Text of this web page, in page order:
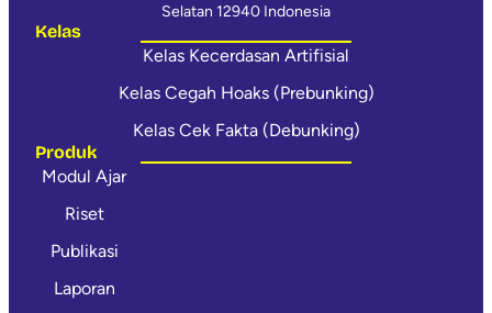
Selatan 12940 Indonesia
Kelas
Kelas Kecerdasan Artifisial
Kelas Cegah Hoaks (Prebunking)
Kelas Cek Fakta (Debunking)
Produk
Modul Ajar
Riset
Publikasi
Laporan